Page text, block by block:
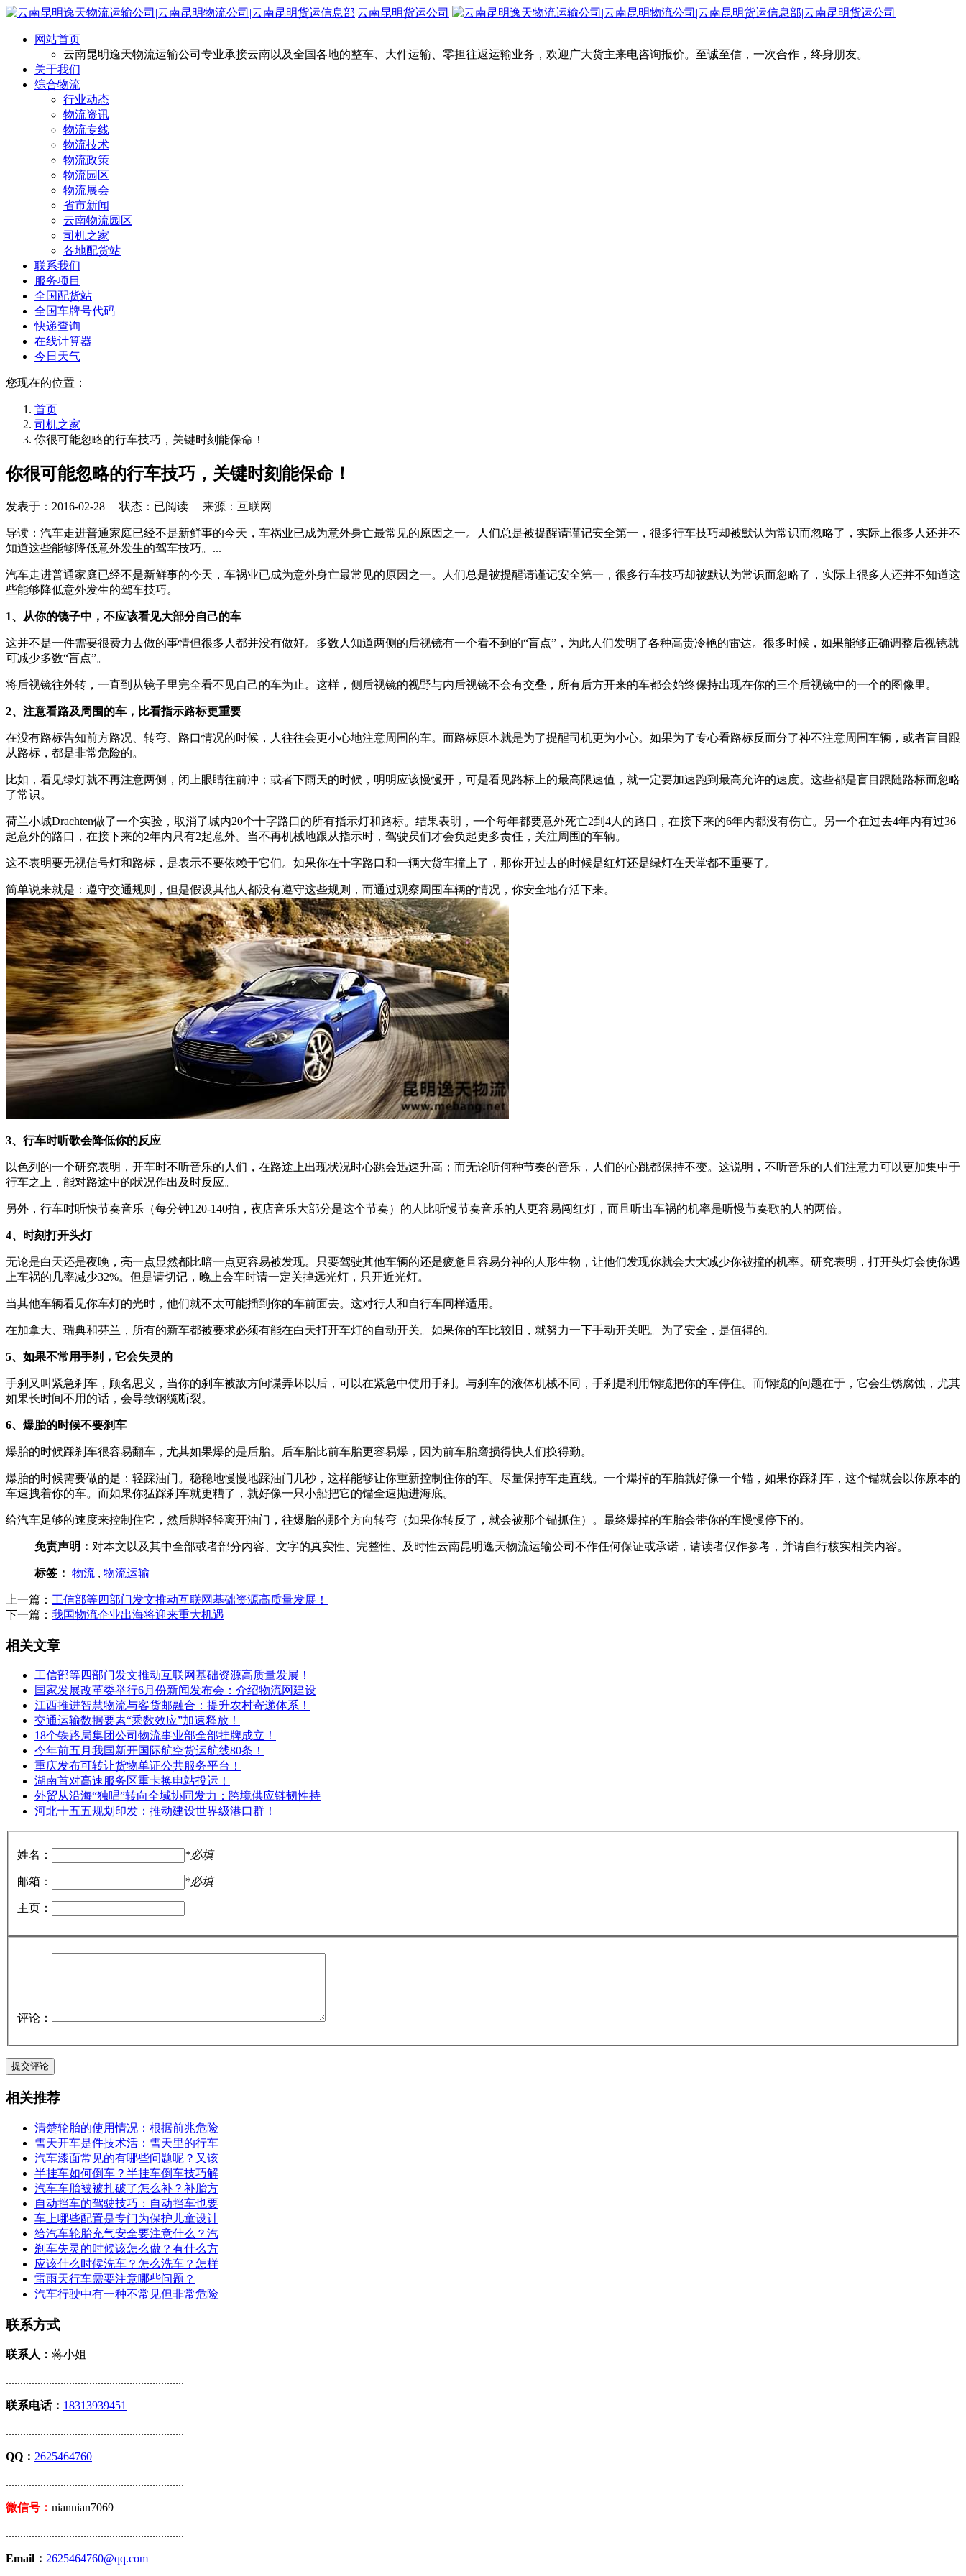
网站首页
云南昆明逸天物流运输公司专业承接云南以及全国各地的整车、大件运输、零担往返运输业务，欢迎广大货主来电咨询报价。至诚至信，一次合作，终身朋友。
关于我们
综合物流
行业动态
物流资讯
物流专线
物流技术
物流政策
物流园区
物流展会
省市新闻
云南物流园区
司机之家
各地配货站
联系我们
服务项目
全国配货站
全国车牌号代码
快递查询
在线计算器
今日天气
您现在的位置：
首页
司机之家
你很可能忽略的行车技巧，关键时刻能保命！
你很可能忽略的行车技巧，关键时刻能保命！
发表于： 2016-02-28 状态：已阅读 来源：互联网
导读：汽车走进普通家庭已经不是新鲜事的今天，车祸业已成为意外身亡最常见的原因之一。人们总是被提醒请谨记安全第一，很多行车技巧却被默认为常识而忽略了，实际上很多人还并不
知道这些能够降低意外发生的驾车技巧。...
汽车走进普通家庭已经不是新鲜事的今天，车祸业已成为意外身亡最常见的原因之一。人们总是被提醒请谨记安全第一，很多行车技巧却被默认为常识而忽略了，实际上很多人还并不知道这
些能够降低意外发生的驾车技巧。
1、从你的镜子中，不应该看见大部分自己的车
这并不是一件需要很费力去做的事情但很多人都并没有做好。多数人知道两侧的后视镜有一个看不到的“盲点”，为此人们发明了各种高贵冷艳的雷达。很多时候，如果能够正确调整后视镜就
可减少多数“盲点”。
将后视镜往外转，一直到从镜子里完全看不见自己的车为止。这样，侧后视镜的视野与内后视镜不会有交叠，所有后方开来的车都会始终保持出现在你的三个后视镜中的一个的图像里。
2、注意看路及周围的车，比看指示路标更重要
在没有路标告知前方路况、转弯、路口情况的时候，人往往会更小心地注意周围的车。而路标原本就是为了提醒司机更为小心。如果为了专心看路标反而分了神不注意周围车辆，或者盲目跟
从路标，都是非常危险的。
比如，看见绿灯就不再注意两侧，闭上眼睛往前冲；或者下雨天的时候，明明应该慢慢开，可是看见路标上的最高限速值，就一定要加速跑到最高允许的速度。这些都是盲目跟随路标而忽略
了常识。
荷兰小城Drachten做了一个实验，取消了城内20个十字路口的所有指示灯和路标。结果表明，一个每年都要意外死亡2到4人的路口，在接下来的6年内都没有伤亡。另一个在过去4年内有过36
起意外的路口，在接下来的2年内只有2起意外。当不再机械地跟从指示时，驾驶员们才会负起更多责任，关注周围的车辆。
这不表明要无视信号灯和路标，是表示不要依赖于它们。如果你在十字路口和一辆大货车撞上了，那你开过去的时候是红灯还是绿灯在天堂都不重要了。
简单说来就是：遵守交通规则，但是假设其他人都没有遵守这些规则，而通过观察周围车辆的情况，你安全地存活下来。
3、行车时听歌会降低你的反应
以色列的一个研究表明，开车时不听音乐的人们，在路途上出现状况时心跳会迅速升高；而无论听何种节奏的音乐，人们的心跳都保持不变。这说明，不听音乐的人们注意力可以更加集中于
行车之上，能对路途中的状况作出及时反应。
另外，行车时听快节奏音乐（每分钟120-140拍，夜店音乐大部分是这个节奏）的人比听慢节奏音乐的人更容易闯红灯，而且听出车祸的机率是听慢节奏歌的人的两倍。
4、时刻打开头灯
无论是白天还是夜晚，亮一点显然都比暗一点更容易被发现。只要驾驶其他车辆的还是疲惫且容易分神的人形生物，让他们发现你就会大大减少你被撞的机率。研究表明，打开头灯会使你遇
上车祸的几率减少32%。但是请切记，晚上会车时请一定关掉远光灯，只开近光灯。
当其他车辆看见你车灯的光时，他们就不太可能插到你的车前面去。这对行人和自行车同样适用。
在加拿大、瑞典和芬兰，所有的新车都被要求必须有能在白天打开车灯的自动开关。如果你的车比较旧，就努力一下手动开关吧。为了安全，是值得的。
5、如果不常用手刹，它会失灵的
手刹又叫紧急刹车，顾名思义，当你的刹车被敌方间谍弄坏以后，可以在紧急中使用手刹。与刹车的液体机械不同，手刹是利用钢缆把你的车停住。而钢缆的问题在于，它会生锈腐蚀，尤其
如果长时间不用的话，会导致钢缆断裂。
6、爆胎的时候不要刹车
爆胎的时候踩刹车很容易翻车，尤其如果爆的是后胎。后车胎比前车胎更容易爆，因为前车胎磨损得快人们换得勤。
爆胎的时候需要做的是：轻踩油门。稳稳地慢慢地踩油门几秒，这样能够让你重新控制住你的车。尽量保持车走直线。一个爆掉的车胎就好像一个锚，如果你踩刹车，这个锚就会以你原本的
车速拽着你的车。而如果你猛踩刹车就更糟了，就好像一只小船把它的锚全速抛进海底。
给汽车足够的速度来控制住它，然后脚轻轻离开油门，往爆胎的那个方向转弯（如果你转反了，就会被那个锚抓住）。最终爆掉的车胎会带你的车慢慢停下的。
免责声明： 对本文以及其中全部或者部分内容、文字的真实性、完整性、及时性云南昆明逸天物流运输公司不作任何保证或承诺，请读者仅作参考，并请自行核实相关内容。
标签： 物流 , 物流运输
上一篇： 工信部等四部门发文推动互联网基础资源高质量发展！
下一篇： 我国物流企业出海将迎来重大机遇
相关文章
工信部等四部门发文推动互联网基础资源高质量发展！
国家发展改革委举行6月份新闻发布会：介绍物流网建设
江西推进智慧物流与客货邮融合：提升农村寄递体系！
交通运输数据要素“乘数效应”加速释放！
18个铁路局集团公司物流事业部全部挂牌成立！
今年前五月我国新开国际航空货运航线80条！
重庆发布可转让货物单证公共服务平台！
湖南首对高速服务区重卡换电站投运！
外贸从沿海“独唱”转向全域协同发力：跨境供应链韧性持
河北十五五规划印发：推动建设世界级港口群！
姓名： *必填
邮箱： *必填
主页：
评论：
相关推荐
清楚轮胎的使用情况：根据前兆危险
雪天开车是件技术活：雪天里的行车
汽车漆面常见的有哪些问题呢？又该
半挂车如何倒车？半挂车倒车技巧解
汽车车胎被被扎破了怎么补？补胎方
自动挡车的驾驶技巧：自动挡车也要
车上哪些配置是专门为保护儿童设计
给汽车轮胎充气安全要注意什么？汽
刹车失灵的时候该怎么做？有什么方
应该什么时候洗车？怎么洗车？怎样
雷雨天行车需要注意哪些问题？
汽车行驶中有一种不常见但非常危险
联系方式
联系人： 蒋小姐
..............................................................
联系电话： 18313939451
..............................................................
QQ： 2625464760
..............................................................
微信号： niannian7069
..............................................................
Email： 2625464760@qq.com